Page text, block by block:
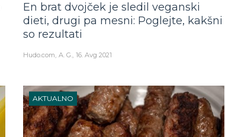
En brat dvojček je sledil veganski
dieti, drugi pa mesni: Poglejte, kakšni
so rezultati
Hudo.com A. G. 16. Avg 2021
AKTUALNO